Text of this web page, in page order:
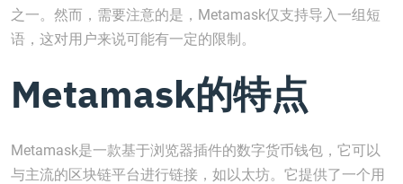
之一。然而，需要注意的是，Metamask仅支持导入一组短
语，这对用户来说可能有一定的限制。
Metamask的特点
Metamask是一款基于浏览器插件的数字货币钱包，它可以
与主流的区块链平台进行链接，如以太坊。它提供了一个用